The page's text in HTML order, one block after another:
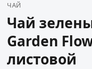
ЧАЙ
Чай
Garden
листовой